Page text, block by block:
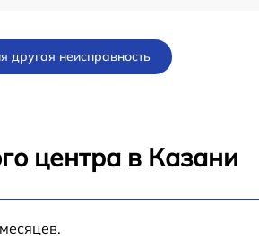
от 60 мин
другая неисправность
центра в Казани